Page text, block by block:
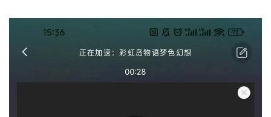
正在加速：彩虹岛物语梦色幻想